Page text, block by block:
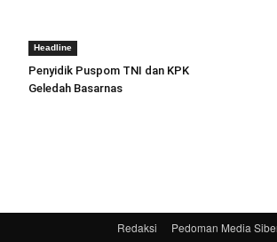
Headline
Penyidik Puspom TNI dan KPK
Geledah Basarnas
Redaksi Pedoman Media